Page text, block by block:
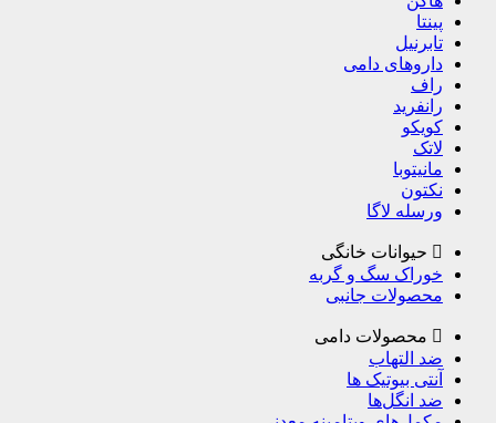
پینتا
تابرنیل
داروهای دامی
راف
رانفرید
کویکو
لاتک
مانیتوبا
نکتون
ورسله لاگا
حیوانات خانگی
خوراک سگ و گربه
محصولات جانبی
محصولات دامی
ضد التهاب
آنتی بیوتیک ها
ضد انگل‌ها